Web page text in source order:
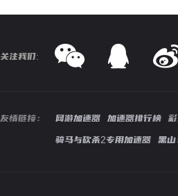
关注我们:
友情链接： 网游加速器 加速器排行榜
骑马与砍杀2专用加速器
黑